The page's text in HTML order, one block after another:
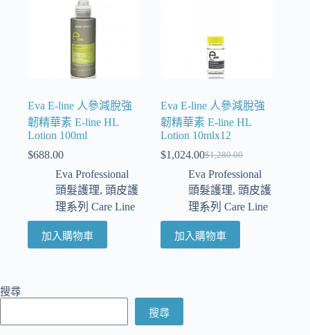
Eva E-line 人參減脫強
韌精華素 E-line HL
Lotion 100ml
$688.00
Eva Professional
頭髮護理, 頭皮護
理系列 Care Line
加入購物車
Eva E-line 人參減脫強
韌精華素 E-line HL
Lotion 10mlx12
$1,280.00
$1,024.00
Eva Professional
頭髮護理, 頭皮護
理系列 Care Line
加入購物車
搜尋
搜尋